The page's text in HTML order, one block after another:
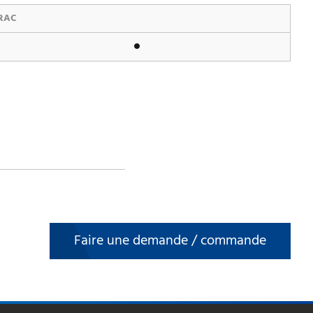
Faire une demande / commande